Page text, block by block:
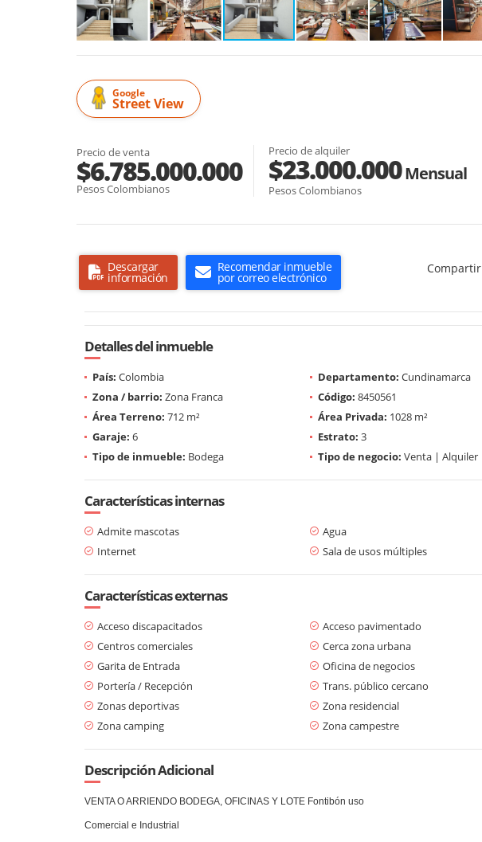
Google
Street View
Precio de venta
$6.785.000.000
Pesos Colombianos
Precio de alquiler
$23.000.000Mensual
Pesos Colombianos
Descargar
información
Recomendar inmueble
por correo electrónico
Compartir
Detalles del inmueble
País: Colombia Departamento: Cundinamarca
Zona / barrio: Zona Franca Código: 8450561
Área Terreno: 712 m² Área Privada: 1028 m²
Garaje: 6 Estrato: 3
Tipo de inmueble: Bodega Tipo de negocio: Venta | Alquiler
Características internas
Admite mascotas Agua
Internet
Sala de usos múltiples
Características externas
Acceso discapacitados Acceso pavimentado
Centros comerciales
Cerca zona urbana
Garita de Entrada
Oficina de negocios
Portería / Recepción
Trans. público cercano
Zonas deportivas
Zona residencial
Zona camping
Zona campestre
Descripción Adicional
VENTA O ARRIENDO BODEGA, OFICINAS Y LOTE Fontibón uso
Comercial e Industrial